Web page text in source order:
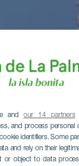
andour 14 partners
and process personal
identifiers. Some
and rely on their
or object to data